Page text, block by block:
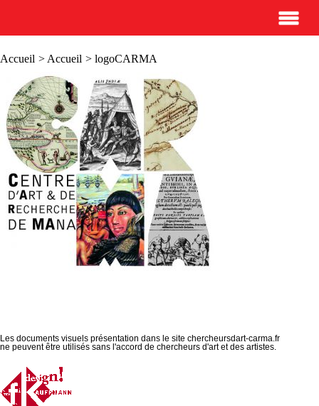
Accueil > Accueil > logoCARMA
Les documents visuels présentation dans le site chercheursdart-carma.fr
ne peuvent être utilisés sans l'accord de chercheurs d'art et des artistes.